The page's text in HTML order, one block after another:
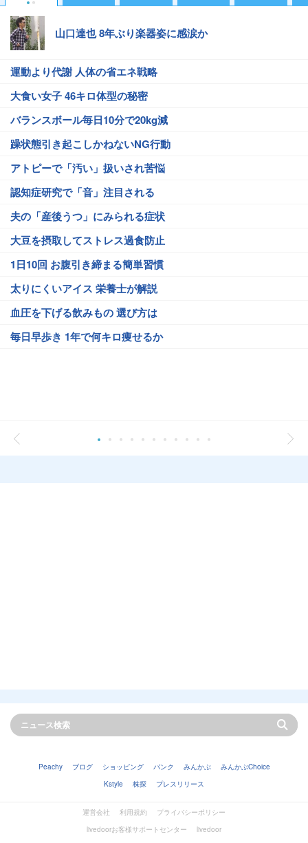
山口達也 8年ぶり楽器姿に感涙か
運動より代謝 人体の省エネ戦略
大食い女子 46キロ体型の秘密
バランスボール毎日10分で20kg減
躁状態引き起こしかねないNG行動
アトピーで「汚い」扱いされ苦悩
認知症研究で「音」注目される
夫の「産後うつ」にみられる症状
大豆を摂取してストレス過食防止
1日10回 お腹引き締まる簡単習慣
太りにくいアイス 栄養士が解説
血圧を下げる飲みもの 選び方は
毎日早歩き 1年で何キロ痩せるか
Peachy ブログ ショッピング バンク みんかぶ
みんかぶChoice
Kstyle
株探 プレスリリース
運営会社 利用規約
プライバシーポリシー
livedoorお客様サポートセンター
livedoor